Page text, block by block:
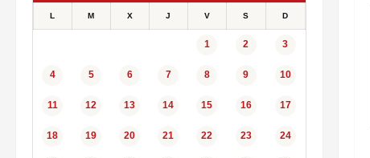
L M X J V S D
1 2 3
4 5 6 7 8 9 10
11 12 13 14 15 16 17
18 19 20 21 22 23 24